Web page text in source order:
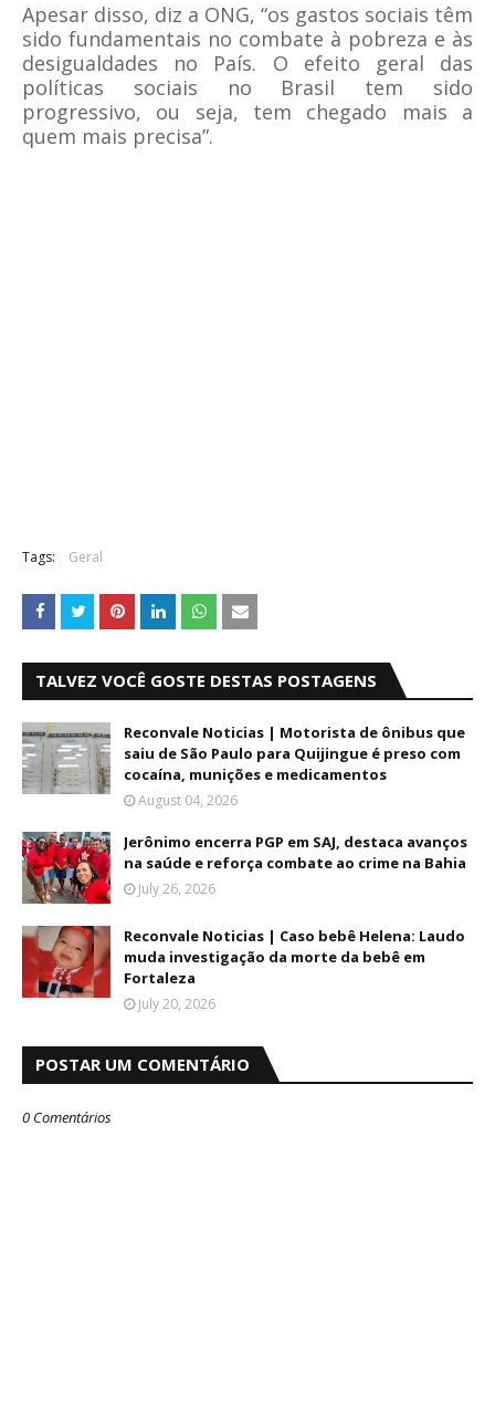
Apesar disso, diz a ONG, “os gastos sociais têm
sido fundamentais no combate à pobreza e às
desigualdades no País. O efeito geral das
políticas sociais no Brasil tem sido
progressivo, ou seja, tem chegado mais a
quem mais precisa”.
Tags: Geral
TALVEZ VOCÊ GOSTE DESTAS POSTAGENS
Reconvale Noticias | Motorista de ônibus que
saiu de São Paulo para Quijingue é preso com
cocaína, munições e medicamentos
August 04, 2026
Jerônimo encerra PGP em SAJ, destaca avanços
na saúde e reforça combate ao crime na Bahia
July 26, 2026
Reconvale Noticias | Caso bebê Helena: Laudo
muda investigação da morte da bebê em
Fortaleza
July 20, 2026
POSTAR UM COMENTÁRIO
0 Comentários